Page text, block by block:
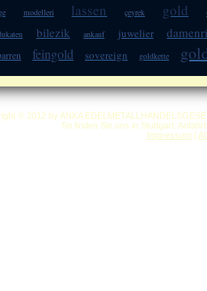
modelleri lassen çeyrek gold
bilezik ankauf juwelier
feingold sovereign goldkette
© 2012 by ANKA
So finden Sie uns in Stuttgart:
Impressum|